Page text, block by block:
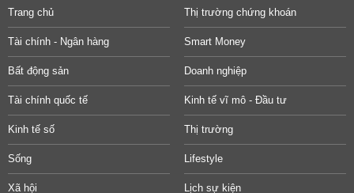
Trang chủ Thị trường chứng khoán
Tài chính - Ngân hàng Smart Money
Bất động sản Doanh nghiệp
Tài chính quốc tế Kinh tế vĩ mô - Đầu tư
Kinh tế số Thị trường
Sống Lifestyle
Xã hội Lịch sự kiện